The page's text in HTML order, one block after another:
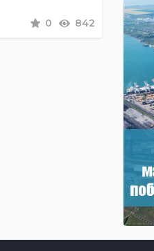
0 842